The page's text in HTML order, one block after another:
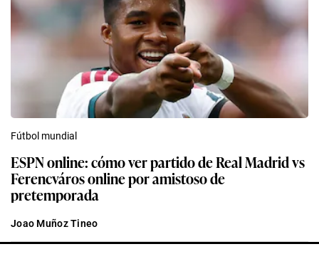
Fútbol mundial
ESPN online: cómo ver partido de Real Madrid vs
Ferencváros online por amistoso de
pretemporada
Joao Muñoz Tineo